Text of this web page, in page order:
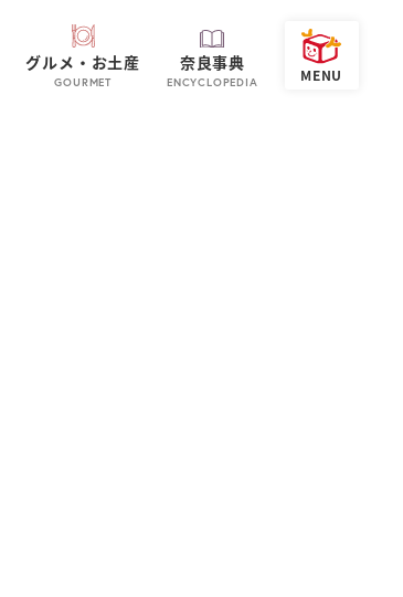
グルメ・お土産
GOURMET
奈良事典
ENCYCLOPEDIA